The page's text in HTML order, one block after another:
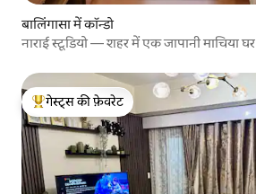
बालिंगासा में कॉन्डो
नाराई स्टूडियो — शहर में एक जापानी माचिया घर
गेस्ट्स का टॉप फ़ेवरेट
गेस्ट्स की फ़ेवरेट